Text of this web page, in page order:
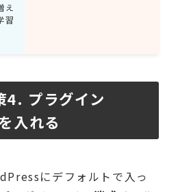
え
習
4. プラグイン
入れる
にデフォルトで入っ